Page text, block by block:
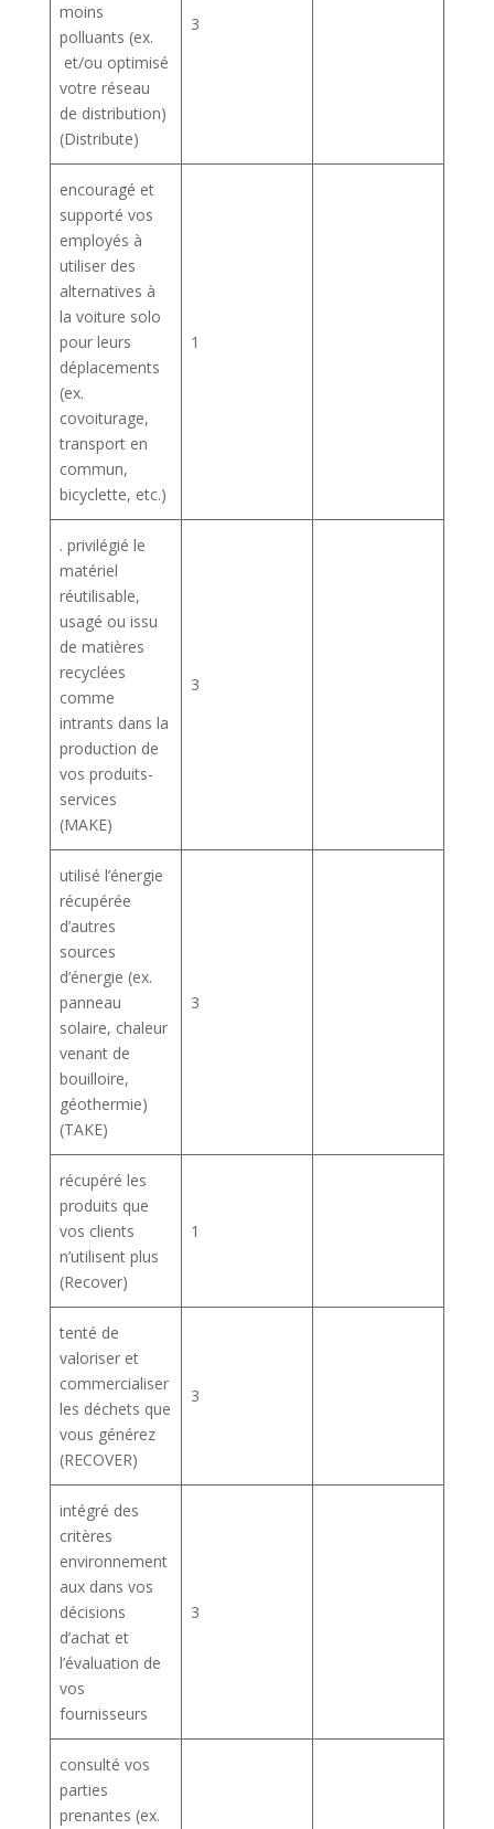
moins
polluants (ex.
et/ou optimisé
votre réseau
de distribution)
(Distribute)
3
encouragé et
supporté vos
employés à
utiliser des
alternatives à
la voiture solo
pour leurs
déplacements
(ex.
covoiturage,
transport en
commun,
bicyclette, etc.)
1
. privilégié le
matériel
réutilisable,
usagé ou issu
de matières
recyclées
comme
intrants dans la
production de
vos produits-
services
(MAKE)
3
utilisé l’énergie
récupérée
d’autres
sources
d’énergie (ex.
panneau
solaire, chaleur
venant de
bouilloire,
géothermie)
(TAKE)
3
récupéré les
produits que
vos clients
n’utilisent plus
(Recover)
1
tenté de
valoriser et
commercialiser
les déchets que
vous générez
(RECOVER)
3
intégré des
critères
environnement
aux dans vos
décisions
d’achat et
l’évaluation de
vos
fournisseurs
3
consulté vos
parties
prenantes (ex.